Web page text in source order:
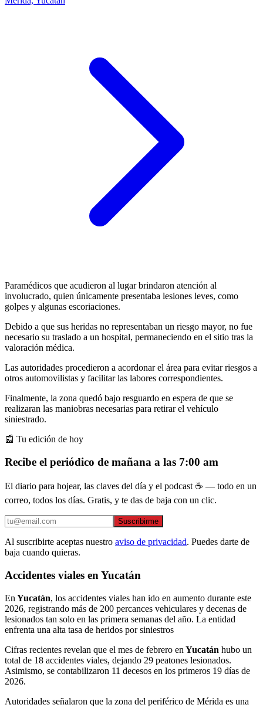
Paramédicos que acudieron al lugar brindaron atención al
involucrado, quien únicamente presentaba lesiones leves, como
golpes y algunas escoriaciones.
Debido a que sus heridas no representaban un riesgo mayor, no fue
necesario su traslado a un hospital, permaneciendo en el sitio tras la
valoración médica.
Las autoridades procedieron a acordonar el área para evitar riesgos a
otros automovilistas y facilitar las labores correspondientes.
Finalmente, la zona quedó bajo resguardo en espera de que se
realizaran las maniobras necesarias para retirar el vehículo
siniestrado.
📰 Tu edición de hoy
Recibe el periódico de mañana a las 7:00 am
El diario para hojear, las claves del día y el podcast ☕ — todo en un
correo, todos los días. Gratis, y te das de baja con un clic.
Suscribirme
Al suscribirte aceptas nuestro aviso de privacidad. Puedes darte de
baja cuando quieras.
Accidentes viales en Yucatán
En Yucatán, los accidentes viales han ido en aumento durante este
2026, registrando más de 200 percances vehiculares y decenas de
lesionados tan solo en las primera semanas del año. La entidad
enfrenta una alta tasa de heridos por siniestros
Cifras recientes revelan que el mes de febrero en Yucatán hubo un
total de 18 accidentes viales, dejando 29 peatones lesionados.
Asimismo, se contabilizaron 11 decesos en los primeros 19 días de
2026.
Autoridades señalaron que la zona del periférico de Mérida es una